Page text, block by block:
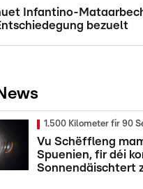
Infantino-
bezuelt
1.500 Kilometer fir 90
Vu Schëffleng
Spuenien, fir déi
Sonnendäischtert